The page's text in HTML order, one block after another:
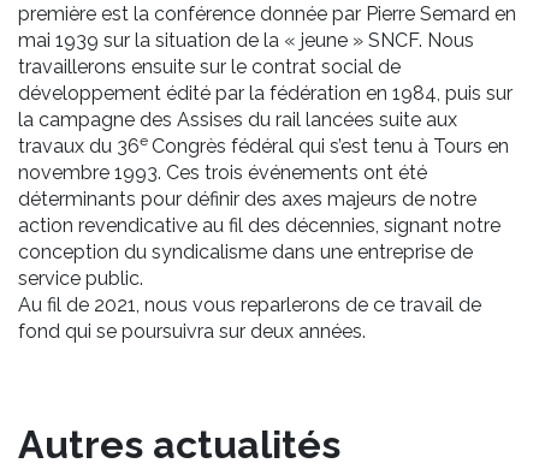
première est la conférence donnée par Pierre Semard en
mai 1939 sur la situation de la « jeune » SNCF. Nous
travaillerons ensuite sur le contrat social de
développement édité par la fédération en 1984, puis sur
la campagne des Assises du rail lancées suite aux
travaux du 36e Congrès fédéral qui s’est tenu à Tours en
novembre 1993. Ces trois événements ont été
déterminants pour définir des axes majeurs de notre
action revendicative au fil des décennies, signant notre
conception du syndicalisme dans une entreprise de
service public.
Au fil de 2021, nous vous reparlerons de ce travail de
fond qui se poursuivra sur deux années.
Autres actualités